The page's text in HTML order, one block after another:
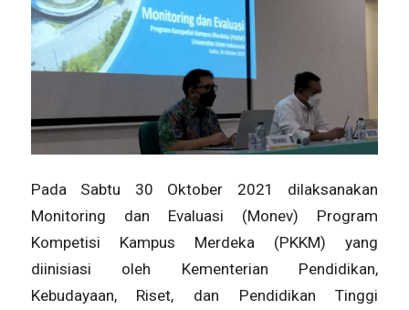
Pada Sabtu 30 Oktober 2021 dilaksanakan
Monitoring dan Evaluasi (Monev) Program
Kompetisi Kampus Merdeka (PKKM) yang
diinisiasi oleh Kementerian Pendidikan,
Kebudayaan, Riset, dan Pendidikan Tinggi